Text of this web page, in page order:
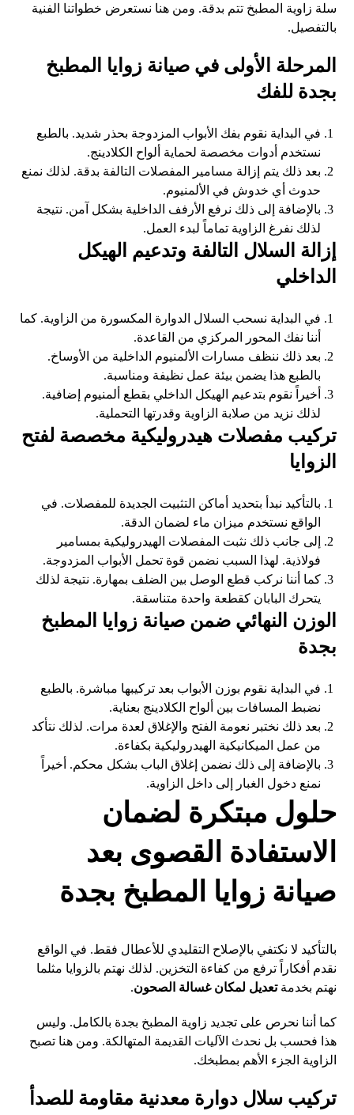
سلة زاوية المطبخ تتم بدقة. ومن هنا نستعرض خطواتنا الفنية
بالتفصيل.
المرحلة الأولى في صيانة زوايا المطبخ
بجدة للفك
في البداية نقوم بفك الأبواب المزدوجة بحذر شديد. بالطبع
نستخدم أدوات مخصصة لحماية ألواح الكلادينج.
بعد ذلك يتم إزالة مسامير المفصلات التالفة بدقة. لذلك نمنع
حدوث أي خدوش في الألمنيوم.
بالإضافة إلى ذلك نرفع الأرفف الداخلية بشكل آمن. نتيجة
لذلك نفرغ الزاوية تماماً لبدء العمل.
إزالة السلال التالفة وتدعيم الهيكل
الداخلي
في البداية نسحب السلال الدوارة المكسورة من الزاوية. كما
أننا نفك المحور المركزي من القاعدة.
بعد ذلك ننظف مسارات الألمنيوم الداخلية من الأوساخ.
بالطبع هذا يضمن بيئة عمل نظيفة ومناسبة.
أخيراً نقوم بتدعيم الهيكل الداخلي بقطع ألمنيوم إضافية.
لذلك نزيد من صلابة الزاوية وقدرتها التحملية.
تركيب مفصلات هيدروليكية مخصصة لفتح
الزوايا
بالتأكيد نبدأ بتحديد أماكن التثبيت الجديدة للمفصلات. في
الواقع نستخدم ميزان ماء لضمان الدقة.
إلى جانب ذلك نثبت المفصلات الهيدروليكية بمسامير
فولاذية. لهذا السبب نضمن قوة تحمل الأبواب المزدوجة.
كما أننا نركب قطع الوصل بين الضلف بمهارة. نتيجة لذلك
يتحرك البابان كقطعة واحدة متناسقة.
الوزن النهائي ضمن صيانة زوايا المطبخ
بجدة
في البداية نقوم بوزن الأبواب بعد تركيبها مباشرة. بالطبع
نضبط المسافات بين ألواح الكلادينج بعناية.
بعد ذلك نختبر نعومة الفتح والإغلاق لعدة مرات. لذلك نتأكد
من عمل الميكانيكية الهيدروليكية بكفاءة.
بالإضافة إلى ذلك نضمن إغلاق الباب بشكل محكم. أخيراً
نمنع دخول الغبار إلى داخل الزاوية.
حلول مبتكرة لضمان
الاستفادة القصوى بعد
صيانة زوايا المطبخ بجدة
بالتأكيد لا نكتفي بالإصلاح التقليدي للأعطال فقط. في الواقع
نقدم أفكاراً ترفع من كفاءة التخزين. لذلك نهتم بالزوايا مثلما
نهتم بخدمةتعديل لمكان غسالة الصحون.
كما أننا نحرص على تجديد زاوية المطبخ بجدة بالكامل. وليس
هذا فحسب بل نحدث الآليات القديمة المتهالكة. ومن هنا تصبح
الزاوية الجزء الأهم بمطبخك.
تركيب سلال دوارة معدنية مقاومة للصدأ